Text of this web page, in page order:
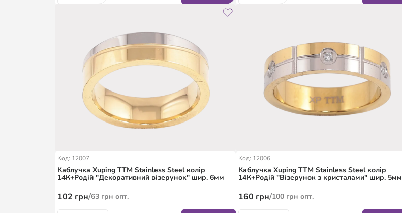
Код: 12007
Каблучка Xuping TTM Stainless Steel колір
14К+Родій "Декоративний візерунок" шир. 6мм
102 грн/63грн опт.
Код: 12006
Каблучка Xuping TTM Stainless Steel колір
14К+Родій "Візерунок з кристалами" шир. 5мм
160 грн/100грн опт.